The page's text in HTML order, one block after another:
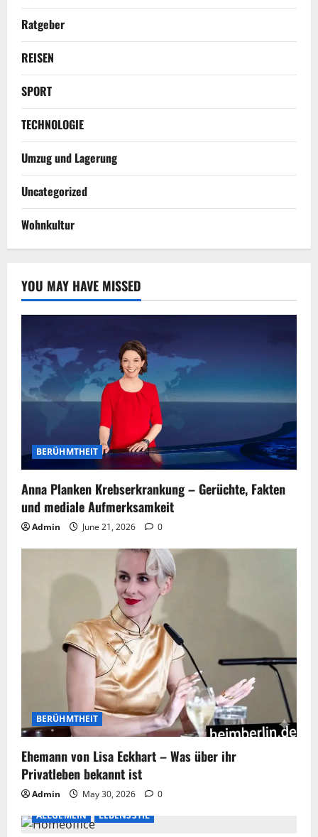
Ratgeber
REISEN
SPORT
TECHNOLOGIE
Umzug und Lagerung
Uncategorized
Wohnkultur
YOU MAY HAVE MISSED
BERÜHMTHEIT
Anna Planken Krebserkrankung – Gerüchte, Fakten
und mediale Aufmerksamkeit
Admin June 21, 2026 0
BERÜHMTHEIT
Ehemann von Lisa Eckhart – Was über ihr
Privatleben bekannt ist
Admin May 30, 2026
0
ALLGEMEIN
LEBENSSTIL